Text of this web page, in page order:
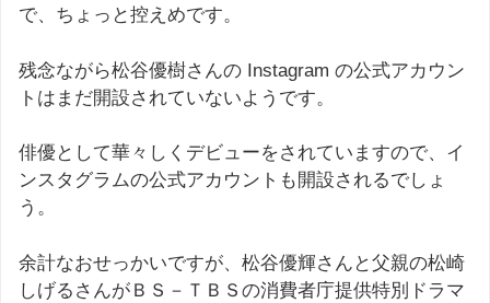
で、ちょっと控えめです。
残念ながら松谷優樹さんの Instagram の公式アカウン
トはまだ開設されていないようです。
俳優として華々しくデビューをされていますので、イ
ンスタグラムの公式アカウントも開設されるでしょ
う。
余計なおせっかいですが、松谷優輝さんと父親の松崎
しげるさんがＢＳ－ＴＢＳの消費者庁提供特別ドラマ